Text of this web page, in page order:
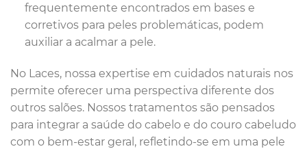
frequentemente encontrados em bases e
corretivos para peles problemáticas, podem
auxiliar a acalmar a pele.
No Laces, nossa expertise em cuidados naturais nos
permite oferecer uma perspectiva diferente dos
outros salões. Nossos tratamentos são pensados
para integrar a saúde do cabelo e do couro cabeludo
com o bem-estar geral, refletindo-se em uma pele